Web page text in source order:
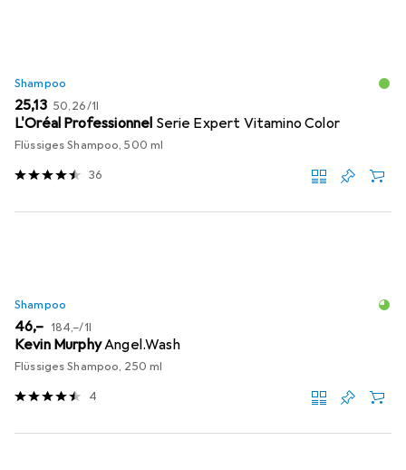
Shampoo
EUR
25,13 EUR
50,26/1l
L'Oréal Professionnel Serie Expert Vitamino Color
Flüssiges Shampoo, 500 ml
36
Shampoo
EUR
46,– EUR
184,–/1l
Kevin MurphyAngel.Wash
Flüssiges Shampoo, 250 ml
4